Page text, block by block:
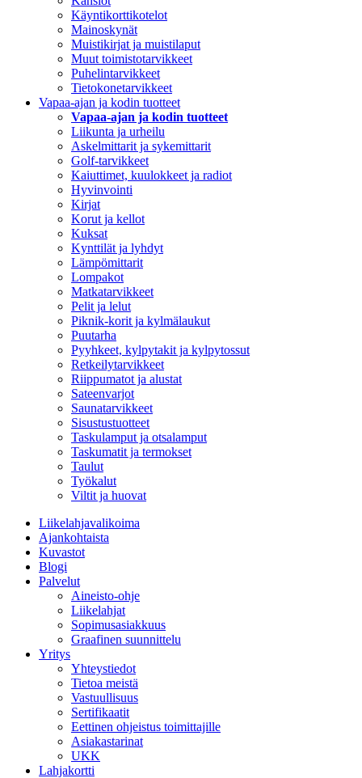
Käyntikorttikotelot
Mainoskynät
Muistikirjat ja muistilaput
Muut toimistotarvikkeet
Puhelintarvikkeet
Tietokonetarvikkeet
Vapaa-ajan ja kodin tuotteet
Vapaa-ajan ja kodin tuotteet
Liikunta ja urheilu
Askelmittarit ja sykemittarit
Golf-tarvikkeet
Kaiuttimet, kuulokkeet ja radiot
Hyvinvointi
Kirjat
Korut ja kellot
Kuksat
Kynttilät ja lyhdyt
Lämpömittarit
Lompakot
Matkatarvikkeet
Pelit ja lelut
Piknik-korit ja kylmälaukut
Puutarha
Pyyhkeet, kylpytakit ja kylpytossut
Retkeilytarvikkeet
Riippumatot ja alustat
Sateenvarjot
Saunatarvikkeet
Sisustustuotteet
Taskulamput ja otsalamput
Taskumatit ja termokset
Taulut
Työkalut
Viltit ja huovat
Liikelahjavalikoima
Ajankohtaista
Kuvastot
Blogi
Palvelut
Aineisto-ohje
Liikelahjat
Sopimusasiakkuus
Graafinen suunnittelu
Yritys
Yhteystiedot
Tietoa meistä
Vastuullisuus
Sertifikaatit
Eettinen ohjeistus toimittajille
Asiakastarinat
UKK
Lahjakortti